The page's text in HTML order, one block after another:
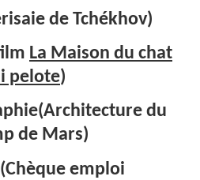
de Tchékhov)
La Maison du chat
pelote)
du
de Mars)
emploi